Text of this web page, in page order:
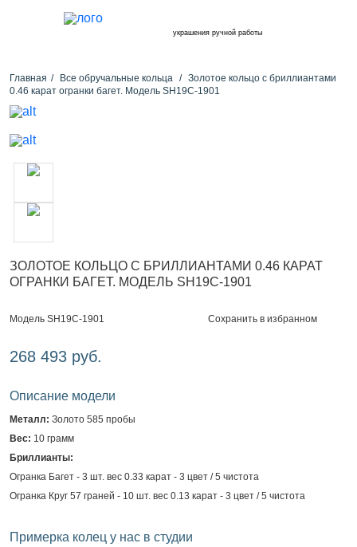
украшения ручной работы
Главная Все обручальные кольца
Золотое кольцо с бриллиантами
0.46 карат огранки багет. Модель SH19C-1901
ЗОЛОТОЕ КОЛЬЦО С БРИЛЛИАНТАМИ 0.46 КАРАТ
ОГРАНКИ БАГЕТ. МОДЕЛЬ SH19C-1901
Модель SH19C-1901 Сохранить в избранном
268 493 руб.
Описание модели
Металл: Золото 585 пробы
Вес: 10 грамм
Бриллианты:
Огранка Багет - 3 шт. вес 0.33 карат - 3 цвет / 5 чистота
Огранка Круг 57 граней - 10 шт. вес 0.13 карат - 3 цвет / 5 чистота
Примерка колец у нас в студии